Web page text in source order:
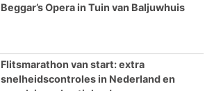
Beggar’s Opera in Tuin van Baljuwhuis
Flitsmarathon van start: extra
snelheidscontroles in Nederland en